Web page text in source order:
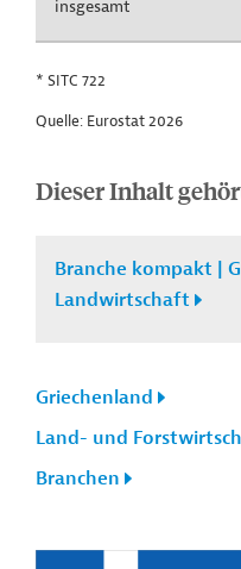
insgesamt
* SITC 722
Quelle: Eurostat 2026
Dieser Inhalt
Branche kompakt |
Landwirtschaft
Griechenland
Land- und
Branchen